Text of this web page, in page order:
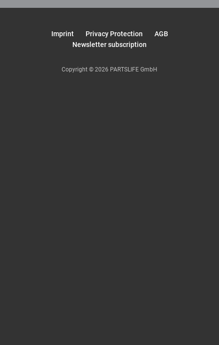
Imprint Privacy Protection
AGB
Newsletter subscription
Copyright © 2026 PARTSLIFE GmbH